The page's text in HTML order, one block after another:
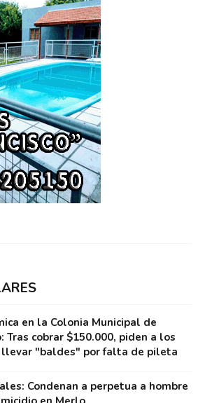
en la Colonia Municipal de
Tras cobrar $150.000, piden a los
llevar "baldes" por falta de pileta
Condenan a perpetua a hombre